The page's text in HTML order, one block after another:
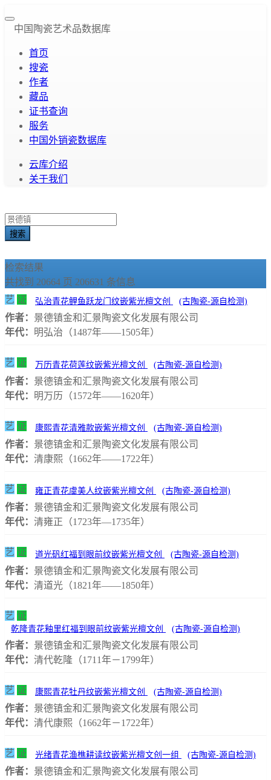
中国陶瓷艺术品数据库
首页
搜瓷
作者
藏品
证书查询
服务
中国外销瓷数据库
云库介绍
关于我们
搜索
检索结果
共找到 20664 页 206631 条信息
艺 证 弘治青花鲤鱼跃龙门纹嵌紫光檀文创 (古陶瓷-源自检测)
作者： 景德镇金和汇景陶瓷文化发展有限公司
年代：
明弘治（1487年——1505年）
艺 证 万历青花荷莲纹嵌紫光檀文创 (古陶瓷-源自检测)
作者： 景德镇金和汇景陶瓷文化发展有限公司
年代：
明万历（1572年——1620年）
艺 证 康熙青花清雅款嵌紫光檀文创 (古陶瓷-源自检测)
作者： 景德镇金和汇景陶瓷文化发展有限公司
年代： 清康熙（1662年——1722年）
艺 证 雍正青花虞美人纹嵌紫光檀文创 (古陶瓷-源自检测)
作者： 景德镇金和汇景陶瓷文化发展有限公司
年代： 清雍正（1723年—1735年）
艺 证 道光矾红福到眼前纹嵌紫光檀文创 (古陶瓷-源自检测)
作者： 景德镇金和汇景陶瓷文化发展有限公司
年代： 清道光（1821年——1850年）
艺 证
乾隆青花釉里红福到眼前纹嵌紫光檀文创 (古陶瓷-源自检测)
作者： 景德镇金和汇景陶瓷文化发展有限公司
年代： 清代乾隆（1711年－1799年）
艺 证 康熙青花牡丹纹嵌紫光檀文创 (古陶瓷-源自检测)
作者： 景德镇金和汇景陶瓷文化发展有限公司
年代： 清代康熙（1662年－1722年）
艺 证 光绪青花渔樵耕读纹嵌紫光檀文创一组 (古陶瓷-源自检测)
作者： 景德镇金和汇景陶瓷文化发展有限公司